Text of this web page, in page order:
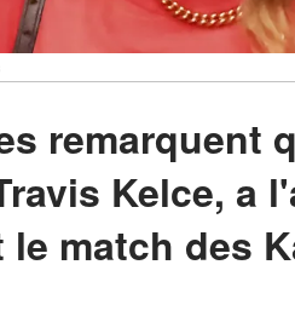
remarquent
Kelce, a
match des